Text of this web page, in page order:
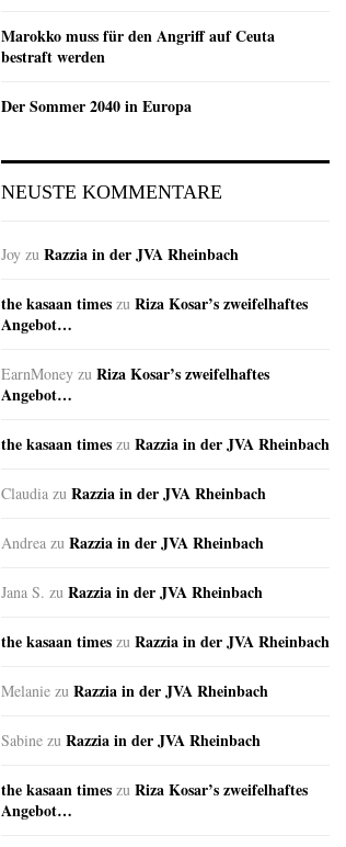
Marokko muss für den Angriff auf Ceuta
bestraft werden
Der Sommer 2040 in Europa
NEUSTE KOMMENTARE
Joy zu Razzia in der JVA Rheinbach
the kasaan times zu Riza Kosar’s zweifelhaftes
Angebot…
EarnMoney zu Riza Kosar’s zweifelhaftes
Angebot…
the kasaan times zu Razzia in der JVA Rheinbach
Claudia zu Razzia in der JVA Rheinbach
Andrea zu Razzia in der JVA Rheinbach
Jana S. zu Razzia in der JVA Rheinbach
the kasaan times zu Razzia in der JVA Rheinbach
Melanie zu Razzia in der JVA Rheinbach
Sabine zu Razzia in der JVA Rheinbach
the kasaan times zu Riza Kosar’s zweifelhaftes
Angebot…